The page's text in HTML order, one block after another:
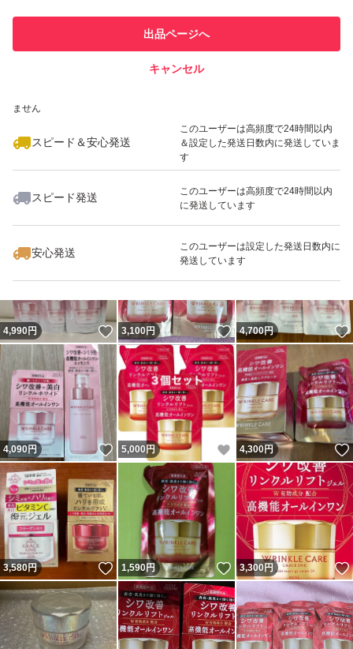
での取引実績があります
ません
スピード＆安心発送
このユーザーは高頻度で24時間以内
＆設定した発送日数内に発送していま
す
スピード発送
このユーザーは高頻度で24時間以内
に発送しています
安心発送
このユーザーは設定した発送日数内に
発送しています
出品ページへ
キャンセル
いいね！
2,300
4,990円 いいね！
3,100円 いいね！
4,700円
4,090円 いいね！
5,000 円 いいね！
4,300円
3,580円 いいね！
1,590円 いいね！
3,300円